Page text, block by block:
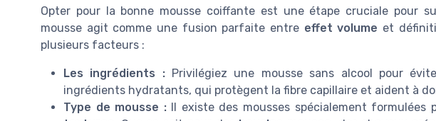
Opter pour la bonne mousse coiffante est une étape cruciale pour
mousse agit comme une fusion parfaite entre effet volume et
plusieurs facteurs :
Les ingrédients :Privilégiez une mousse sans alcool pour
ingrédients hydratants, qui protègent la fibre capillaire et aident à
Type de mousse :Il existe des mousses spécialement formulées